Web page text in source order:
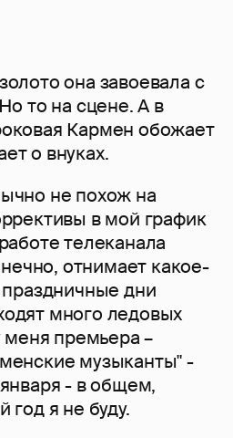
она завоевала с
то на сцене. А в
Кармен обожает
о внуках.
не похож на
в мой график
телеканала
отнимает какое-
дни
много ледовых
меня премьера –
музыканты" -
- в общем,
год я не буду.